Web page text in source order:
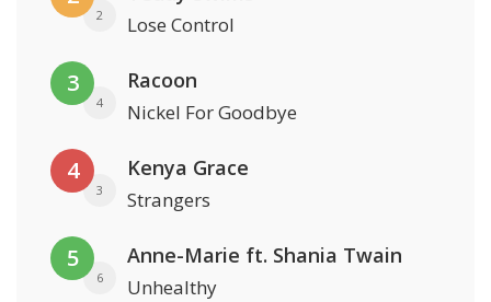
2 Lose Control
3
4
Racoon
Nickel For Goodbye
4
3
Kenya Grace
Strangers
5
6
Anne-Marie ft. Shania Twain
Unhealthy